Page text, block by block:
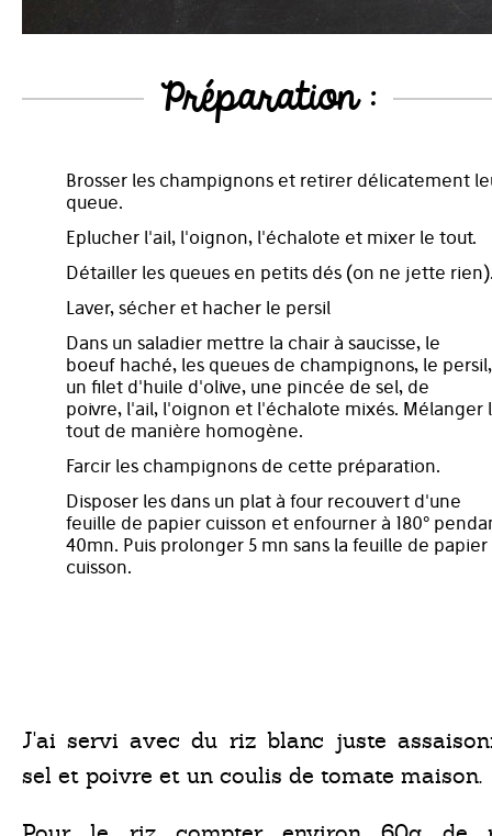
Préparation :
Brosser les champignons et retirer délicatement
queue.
Eplucher l'ail, l'oignon, l'échalote et mixer le tout.
Détailler les queues en petits dés (on ne jette
Laver, sécher et hacher le persil
Dans un saladier mettre la chair à saucisse, le
boeuf haché, les queues de champignons, le persil,
un filet d'huile d'olive, une pincée de sel, de
poivre, l'ail, l'oignon et l'échalote mixés. Mélanger
tout de manière homogène.
Farcir les champignons de cette préparation.
Disposer les dans un plat à four recouvert d'une
feuille de papier cuisson et enfourner à 180°
40mn. Puis prolonger 5 mn sans la feuille de papier
cuisson.
J'ai servi avec du riz blanc juste
sel et poivre et un coulis de tomate maison.